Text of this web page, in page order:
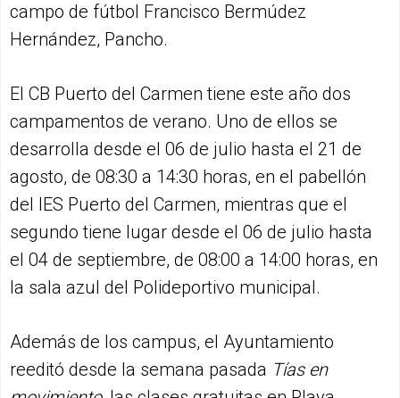
campo de fútbol Francisco Bermúdez
Hernández, Pancho.
El CB Puerto del Carmen tiene este año dos
campamentos de verano. Uno de ellos se
desarrolla desde el 06 de julio hasta el 21 de
agosto, de 08:30 a 14:30 horas, en el pabellón
del IES Puerto del Carmen, mientras que el
segundo tiene lugar desde el 06 de julio hasta
el 04 de septiembre, de 08:00 a 14:00 horas, en
la sala azul del Polideportivo municipal.
Además de los campus, el Ayuntamiento
reeditó desde la semana pasada Tías en